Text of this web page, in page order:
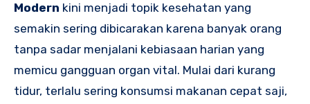
Modern kini menjadi topik kesehatan yang
semakin sering dibicarakan karena banyak orang
tanpa sadar menjalani kebiasaan harian yang
memicu gangguan organ vital. Mulai dari kurang
tidur, terlalu sering konsumsi makanan cepat saji,